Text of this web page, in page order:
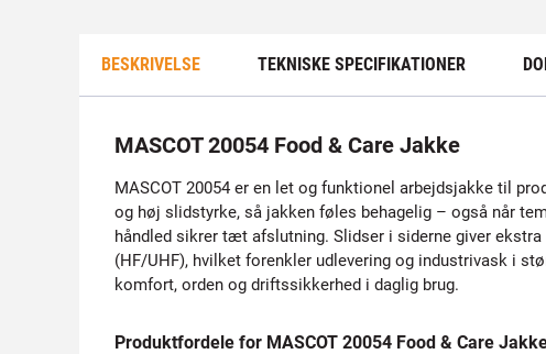
BESKRIVELSE TEKNISKE SPECIFIKATIONER
MASCOT 20054 Food & Care Jakke
MASCOT 20054 er en let og funktionel arbejdsjakke til
og høj slidstyrke, så jakken føles behagelig – også når
håndled sikrer tæt afslutning. Slidser i siderne giver
(HF/UHF), hvilket forenkler udlevering og industrivask i
komfort, orden og driftssikkerhed i daglig brug.
Produktfordele for MASCOT 20054 Food & Care